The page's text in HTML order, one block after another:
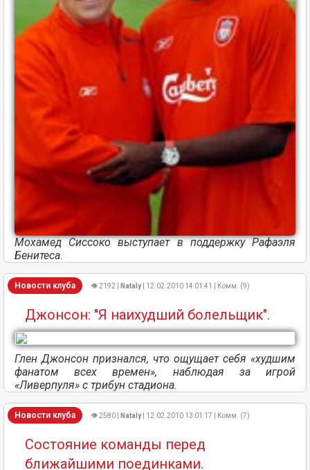
Мохамед Сиссоко выступает в поддержку Рафаэля
Бенитеса.
Новости клуба 👁 2192 | Nataly| 12.02.2010 14:01:41 | Комм. (9)
Джонсон: "Я наихудший болельщик".
Глен Джонсон признался, что ощущает себя «худшим
фанатом всех времен», наблюдая за игрой
«Ливерпуля» с трибун стадиона.
Новости клуба 👁 2580 | Nataly| 12.02.2010 13:01:17 | Комм. (7)
Состояние команды перед
ближайшими поединками.